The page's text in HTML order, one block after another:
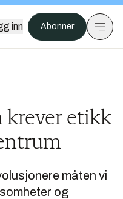
inn Abonner
krever etikk
måten vi
og